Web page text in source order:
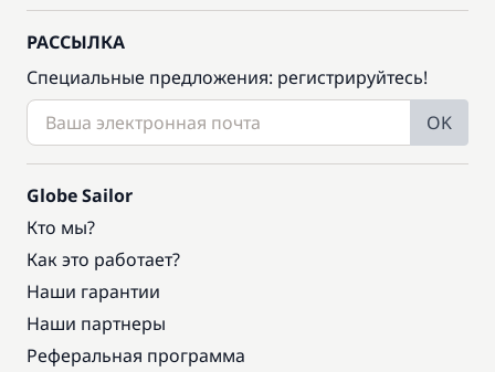
РАССЫЛКА
Специальные предложения: регистрируйтесь!
OK
Globe Sailor
Кто мы?
Как это работает?
Наши гарантии
Наши партнеры
Реферальная программа